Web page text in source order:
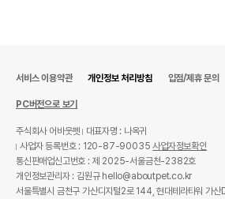
서비스 이용약관 개인정보 처리방침 입점/제휴 문의
PC버전으로 보기
주식회사 어바웃펫
대표자명 : 나옥귀
사업자 등록번호 : 120-87-90035사업자정보확인
통신판매업신고번호 : 제 2025-서울금천-2382호
개인정보관리자 : 김원규 hello@aboutpet.co.kr
서울특별시 금천구 가산디지털2로 144, 현대테라타워 가